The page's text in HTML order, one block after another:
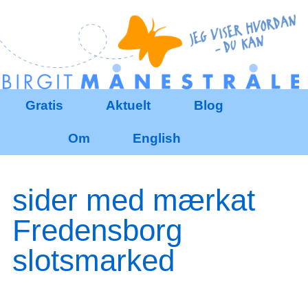
SenesteRettelser Indstillinger
Gratis Aktuelt Blog
Om English
sider med mærkat
Fredensborg
slotsmarked